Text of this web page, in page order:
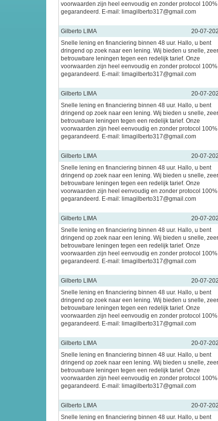
voorwaarden zijn heel eenvoudig en zonder protocol 100%
gegarandeerd. E-mail: limagilberto317@gmail.com
Gilberto LIMA
20-07-
Snelle lening en financiering binnen 48 uur. Hallo, u bent
dringend op zoek naar een lening. Wij bieden u snelle, zeer
betrouwbare leningen tegen een redelijk tarief. Onze
voorwaarden zijn heel eenvoudig en zonder protocol 100%
gegarandeerd. E-mail: limagilberto317@gmail.com
Gilberto LIMA
20-07-
Snelle lening en financiering binnen 48 uur. Hallo, u bent
dringend op zoek naar een lening. Wij bieden u snelle, zeer
betrouwbare leningen tegen een redelijk tarief. Onze
voorwaarden zijn heel eenvoudig en zonder protocol 100%
gegarandeerd. E-mail: limagilberto317@gmail.com
Gilberto LIMA
20-07-
Snelle lening en financiering binnen 48 uur. Hallo, u bent
dringend op zoek naar een lening. Wij bieden u snelle, zeer
betrouwbare leningen tegen een redelijk tarief. Onze
voorwaarden zijn heel eenvoudig en zonder protocol 100%
gegarandeerd. E-mail: limagilberto317@gmail.com
Gilberto LIMA
20-07-
Snelle lening en financiering binnen 48 uur. Hallo, u bent
dringend op zoek naar een lening. Wij bieden u snelle, zeer
betrouwbare leningen tegen een redelijk tarief. Onze
voorwaarden zijn heel eenvoudig en zonder protocol 100%
gegarandeerd. E-mail: limagilberto317@gmail.com
Gilberto LIMA
20-07-
Snelle lening en financiering binnen 48 uur. Hallo, u bent
dringend op zoek naar een lening. Wij bieden u snelle, zeer
betrouwbare leningen tegen een redelijk tarief. Onze
voorwaarden zijn heel eenvoudig en zonder protocol 100%
gegarandeerd. E-mail: limagilberto317@gmail.com
Gilberto LIMA
20-07-
Snelle lening en financiering binnen 48 uur. Hallo, u bent
dringend op zoek naar een lening. Wij bieden u snelle, zeer
betrouwbare leningen tegen een redelijk tarief. Onze
voorwaarden zijn heel eenvoudig en zonder protocol 100%
gegarandeerd. E-mail: limagilberto317@gmail.com
Gilberto LIMA
20-07-
Snelle lening en financiering binnen 48 uur. Hallo, u bent